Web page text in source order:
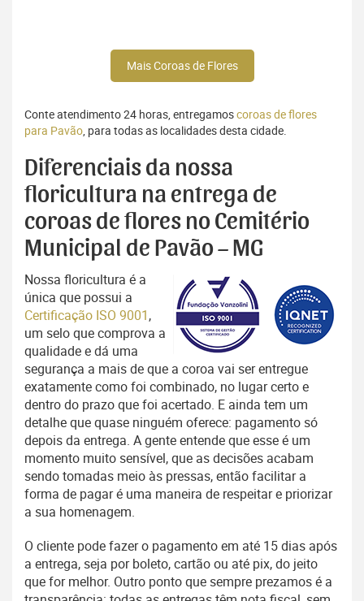
Mais Coroas de Flores
Conte atendimento 24 horas, entregamoscoroas de flores
para Pavão, para todas as localidades desta cidade.
Diferenciais da nossa
floricultura na entrega de
coroas de flores no Cemitério
Municipal de Pavão – MG
Nossa floricultura é a
única que possui a
Certificação ISO 9001,
um selo que comprova a
qualidade e dá uma
segurança a mais de que a coroa vai ser entregue
exatamente como foi combinado, no lugar certo e
dentro do prazo que foi acertado. E ainda tem um
detalhe que quase ninguém oferece: pagamento só
depois da entrega. A gente entende que esse é um
momento muito sensível, que as decisões acabam
sendo tomadas meio às pressas, então facilitar a
forma de pagar é uma maneira de respeitar e priorizar
a sua homenagem.
O cliente pode fazer o pagamento em até 15 dias após
a entrega, seja por boleto, cartão ou até pix, do jeito
que for melhor. Outro ponto que sempre prezamos é a